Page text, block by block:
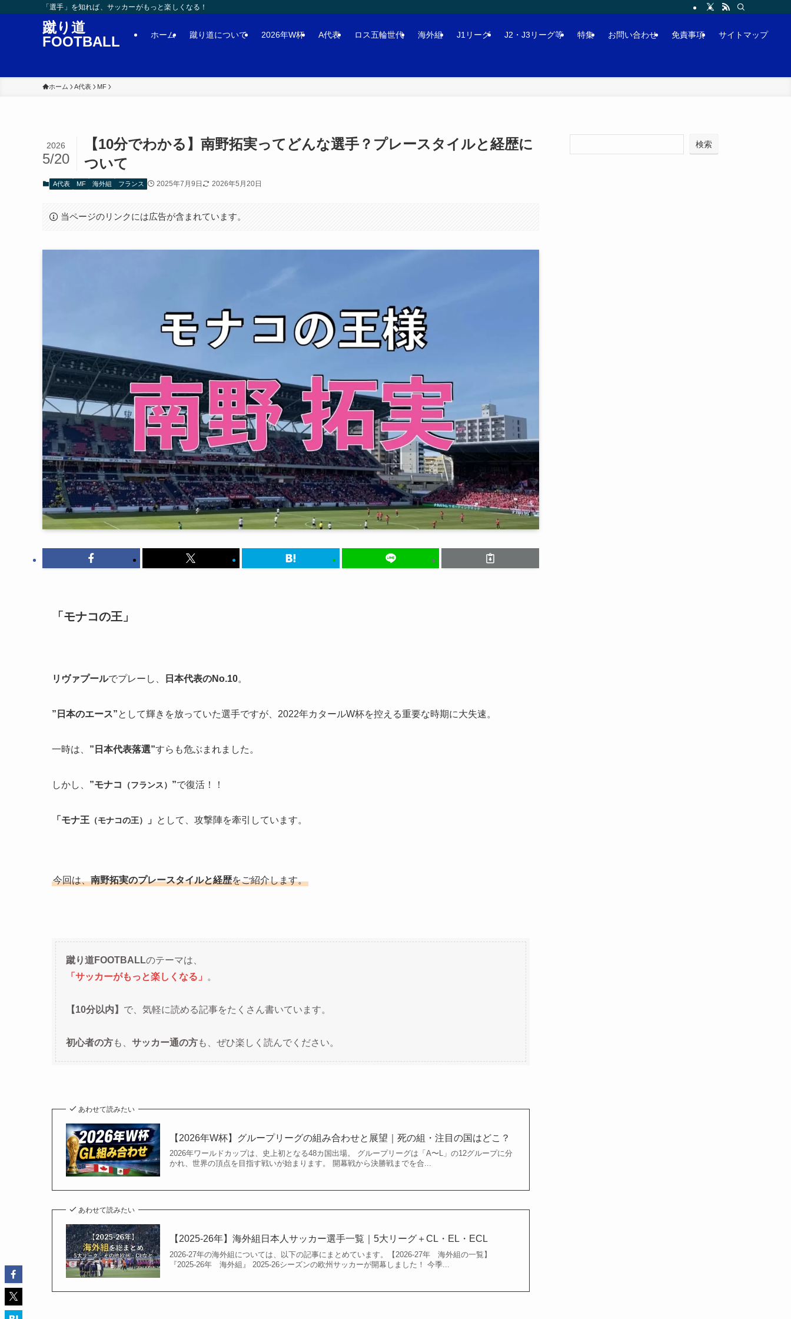
「選手」を知れば、サッカーがもっと楽しくなる！
蹴り道
FOOTBALL
ホーム 蹴り道について 2026年W杯 A代表 ロス五輪世代 海外組 J1リーグ J2・J3リーグ等 特集 お問い合わせ 免責事項 サイトマップ
ホーム A代表 MF
【10分でわかる】南野拓実ってどんな選手？プレースタイルと経歴に
ついて
2026
5/20
A代表 MF 海外組 フランス 2025年7月9日 2026年5月20日
当ページのリンクには広告が含まれています。
「モナコの王」
リヴァプールでプレーし、 日本代表のNo.10。
”日本のエース”として輝きを放っていた選手ですが、2022年カタールW杯を控える重要な時期に大失速。
一時は、 ”日本代表落選”すらも危ぶまれました。
しかし、 ”モナコ （フランス） ”で復活！！
「モナ王 （モナコの王） 」 として、攻撃陣を牽引しています。
今回は、南野拓実のプレースタイルと経歴をご紹介します。
蹴り道FOOTBALLのテーマは、
「サッカーがもっと楽しくなる」
。
【10分以内】 で、気軽に読める記事をたくさん書いています。
初心者の方も、 サッカー通の方も、ぜひ楽しく読んでください。
あわせて読みたい
【2026年W杯】グループリーグの組み合わせと展望｜死の組・注目の国はどこ？
2026年ワールドカップは、史上初となる48カ国出場。 グループリーグは「A〜L」の12グループに分
かれ、世界の頂点を目指す戦いが始まります。 開幕戦から決勝戦までを合...
あわせて読みたい
【2025-26年】海外組日本人サッカー選手一覧｜5大リーグ＋CL・EL・ECL
2026-27年の海外組については、以下の記事にまとめています。【2026-27年 海外組の一覧】
『2025-26年 海外組』 2025-26シーズンの欧州サッカーが開幕しました！ 今季...
検索